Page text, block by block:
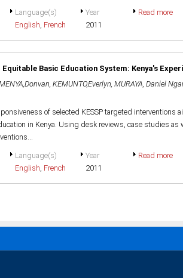
Language(s)
English, French
Year
2011
Read more
Basic Education System: Kenya's
, KEMUNTO,Everlyn, MURAYA, Daniel
of selected KESSP targeted interventions
in Kenya. Using desk reviews, case studies as
Language(s)
English, French
Year
2011
Read more